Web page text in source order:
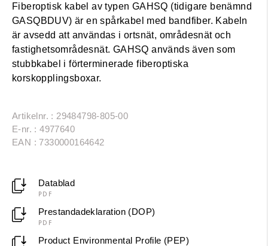
Fiberoptisk kabel av typen GAHSQ (tidigare benämnd
GASQBDUV) är en spårkabel med bandfiber. Kabeln
är avsedd att användas i ortsnät, områdesnät och
fastighetsområdesnät. GAHSQ används även som
stubbkabel i förterminerade fiberoptiska
korskopplingsboxar.
Artikelnr. : 29484798-805-00
E-nr. : 4977640
EAN : 7330000164642
Datablad
PDF
Prestandadeklaration (DOP)
PDF
Product Environmental Profile (PEP)